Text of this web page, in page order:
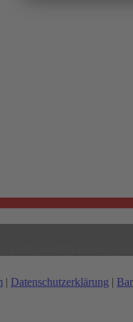
| Datenschutzerklärung |